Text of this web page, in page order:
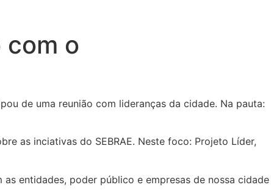
com o
de uma reunião com lideranças da cidade. Na pauta:
as inciativas do SEBRAE. Neste foco: Projeto Líder,
entidades, poder público e empresas de nossa cidade